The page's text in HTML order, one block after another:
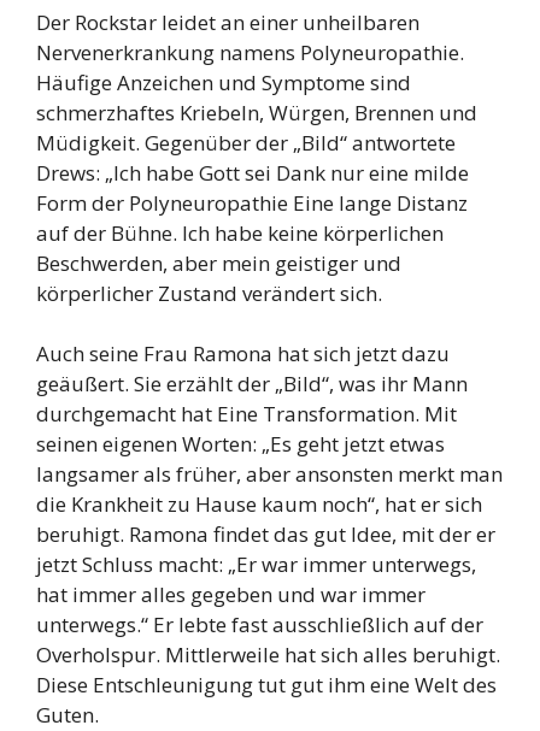
Der Rockstar leidet an einer unheilbaren
Nervenerkrankung namens Polyneuropathie.
Häufige Anzeichen und Symptome sind
schmerzhaftes Kriebeln, Würgen, Brennen und
Müdigkeit. Gegenüber der „Bild“ antwortete
Drews: „Ich habe Gott sei Dank nur eine milde
Form der Polyneuropathie Eine lange Distanz
auf der Bühne. Ich habe keine körperlichen
Beschwerden, aber mein geistiger und
körperlicher Zustand verändert sich.
Auch seine Frau Ramona hat sich jetzt dazu
geäußert. Sie erzählt der „Bild“, was ihr Mann
durchgemacht hat Eine Transformation. Mit
seinen eigenen Worten: „Es geht jetzt etwas
langsamer als früher, aber ansonsten merkt man
die Krankheit zu Hause kaum noch“, hat er sich
beruhigt. Ramona findet das gut Idee, mit der er
jetzt Schluss macht: „Er war immer unterwegs,
hat immer alles gegeben und war immer
unterwegs.“ Er lebte fast ausschließlich auf der
Overholspur. Mittlerweile hat sich alles beruhigt.
Diese Entschleunigung tut gut ihm eine Welt des
Guten.